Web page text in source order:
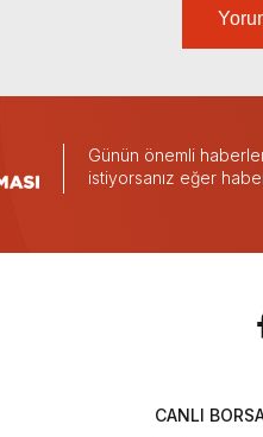
Günün önemli
istiyorsanız eğer
CANLI